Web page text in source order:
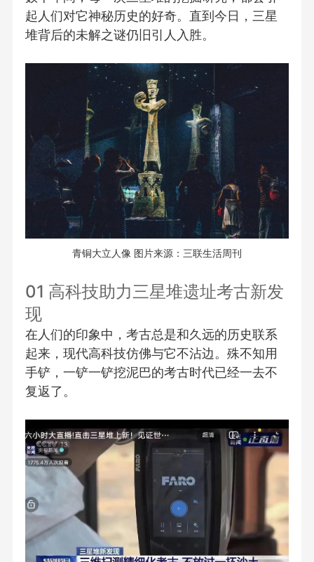
起人们对它神秘历史的好奇。直到今日，三星
堆背后的未解之谜仍旧引人入胜。
青铜大立人像 图片来源：三联生活周刊
01 高科技助力三星堆遗址考古新发
现
在人们的印象中，考古总是和久远的历史联系
起来，现代高科技仿佛与它不沾边。殊不知用
手铲，一铲一铲挖泥巴的考古时代已经一去不
复返了。